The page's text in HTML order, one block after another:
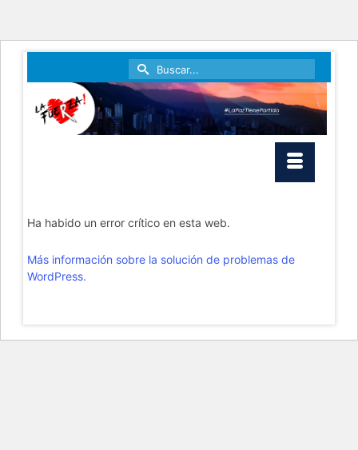
Search
for:
Ha habido un error crítico en esta web.
Más información sobre la solución de problemas de
WordPress.